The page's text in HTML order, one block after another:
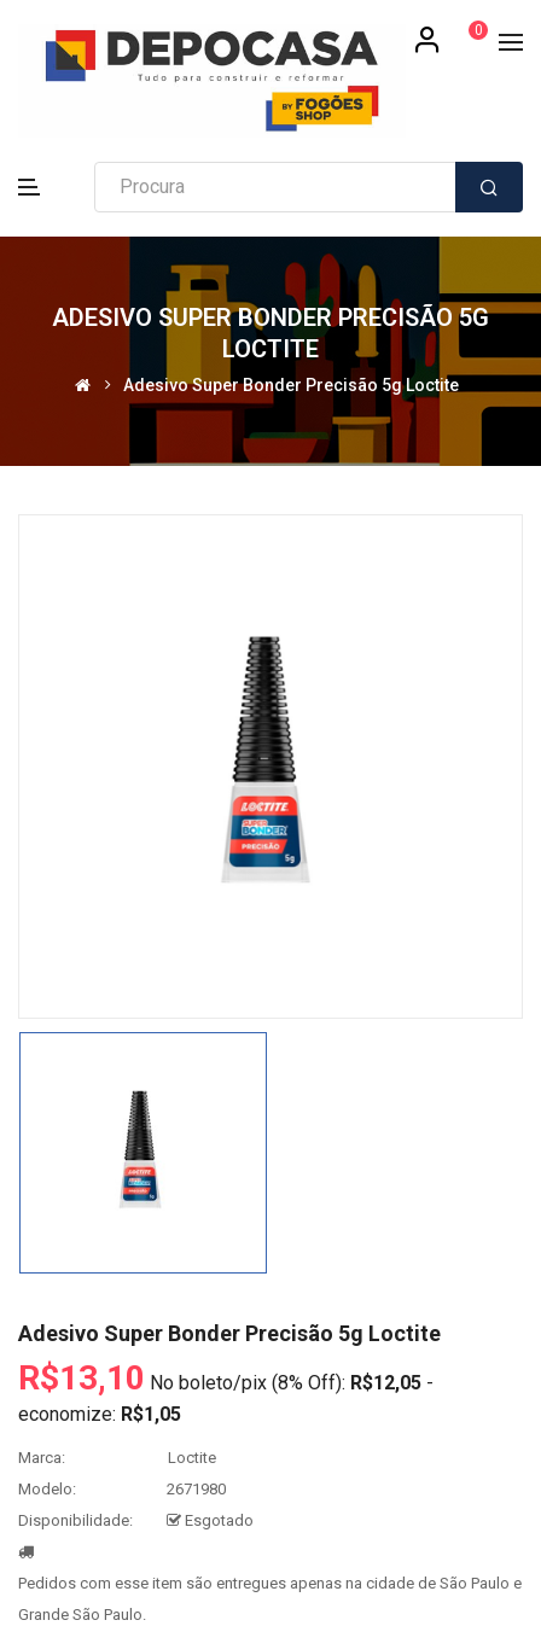
0
ADESIVO SUPER BONDER PRECISÃO 5G
LOCTITE
Adesivo Super Bonder Precisão 5g Loctite
Adesivo Super Bonder Precisão 5g Loctite
R$13,10 No boleto/pix (8% Off): R$12,05 -
economize: R$1,05
Marca:
Loctite
Modelo:
2671980
Disponibilidade:
Esgotado
Pedidos com esse item são entregues apenas na cidade de São Paulo e
Grande São Paulo.